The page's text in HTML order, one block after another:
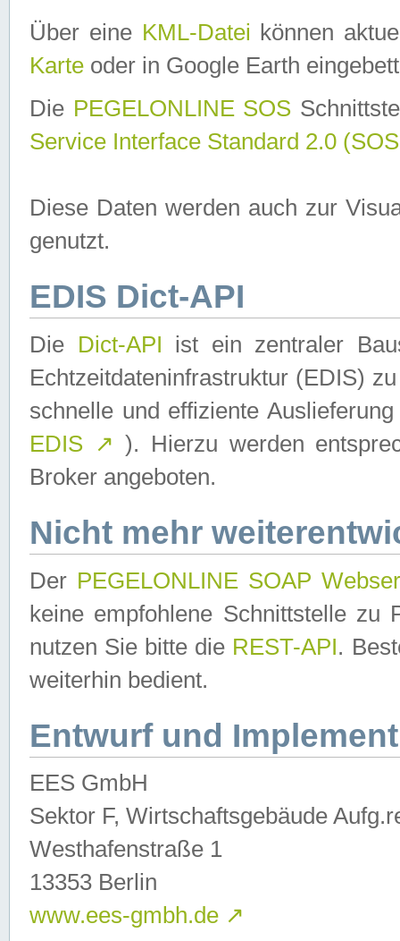
Über eine KML-Datei können
Karte oder in Google Earth
Die PEGELONLINE SOS
Service Interface Standard 2.0
Diese Daten werden auch zur
genutzt.
EDIS Dict-API
Die Dict-API ist ein zentraler
Echtzeitdateninfrastruktur (EDIS)
schnelle und effiziente
EDIS ↗ ). Hierzu werden
Broker angeboten.
Nicht mehr
Der PEGELONLINE SOAP
keine empfohlene Schnittstelle zu
nutzen Sie bitte die REST-API.
weiterhin bedient.
Entwurf und
EES GmbH
Sektor F, Wirtschaftsgebäude
Westhafenstraße 1
13353 Berlin
www.ees-gmbh.de ↗